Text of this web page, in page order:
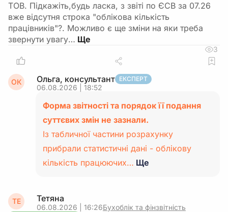
ТОВ. Підкажіть,будь ласка, з звіті по ЄСВ за 07.26
вже відсутня строка "облікова кількість
працівників"?. Можливо є ще зміни на яки треба
звернути увагу…
3
ОК Ольга, консультант ЕКСПЕРТ
06.08.2026 | 18:52
Форма звітності та порядок її подання
суттєвих змін не зазнали.
Із табличної частини розрахунку
прибрали статистичні дані - облікову
кількість працюючих… Ще
ТЕ Тетяна
06.08.2026 | 16:26Бухоблік та фінзвітність